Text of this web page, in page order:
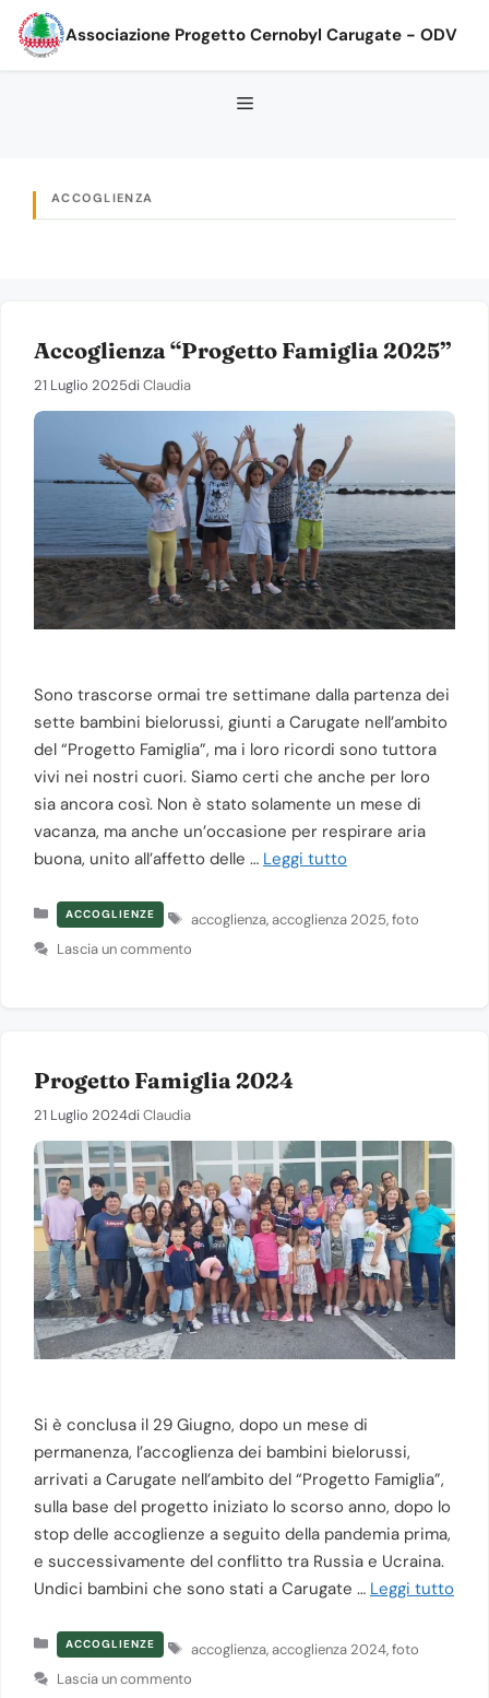
Associazione Progetto Cernobyl Carugate - ODV
ACCOGLIENZA
Accoglienza “Progetto Famiglia 2025”
21 Luglio 2025diClaudia
Sono trascorse ormai tre settimane dalla partenza dei
sette bambini bielorussi, giunti a Carugate nell’ambito
del “Progetto Famiglia”, ma i loro ricordi sono tuttora
vivi nei nostri cuori. Siamo certi che anche per loro
sia ancora così. Non è stato solamente un mese di
vacanza, ma anche un’occasione per respirare aria
buona, unito all’affetto delle … Leggi tutto
Categorie
ACCOGLIENZE Tag
accoglienza,accoglienza 2025,foto
Lascia un commento
Progetto Famiglia 2024
21 Luglio 2024diClaudia
Si è conclusa il 29 Giugno, dopo un mese di
permanenza, l’accoglienza dei bambini bielorussi,
arrivati a Carugate nell’ambito del “Progetto Famiglia”,
sulla base del progetto iniziato lo scorso anno, dopo lo
stop delle accoglienze a seguito della pandemia prima,
e successivamente del conflitto tra Russia e Ucraina.
Undici bambini che sono stati a Carugate … Leggi tutto
Categorie
ACCOGLIENZE Tag
accoglienza,accoglienza 2024,foto
Lascia un commento